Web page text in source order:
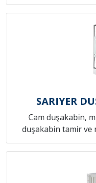
SARIYER
Cam duşakabin,
duşakabin tamir ve